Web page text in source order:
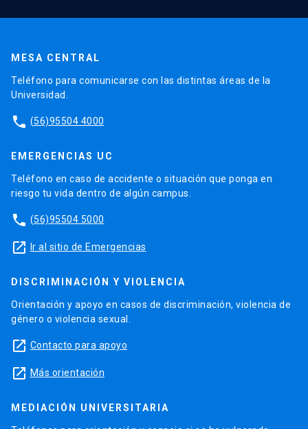
MESA CENTRAL
Teléfono para comunicarse con las distintas áreas de la
Universidad.
phone (56)95504 4000
EMERGENCIAS UC
Teléfono en caso de accidente o situación que ponga en
riesgo tu vida dentro de algún campus.
phone (56)95504 5000
launch Ir al sitio de Emergencias
DISCRIMINACIÓN Y VIOLENCIA
Orientación y apoyo en casos de discriminación, violencia de
género o violencia sexual.
launch Contacto para apoyo
launch Más orientación
MEDIACIÓN UNIVERSITARIA